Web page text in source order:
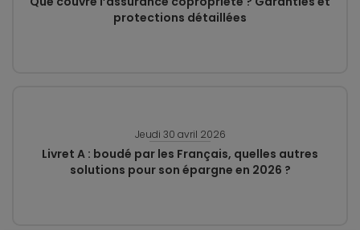
protections détaillées
Jeudi 30 avril 2026
Livret A : boudé par les Français, quelles autres
solutions pour son épargne en 2026 ?